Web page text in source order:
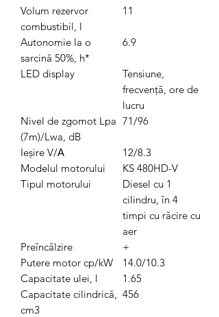
Volum rezervor
combustibil, l
11
Autonomie la o
sarcină 50%, h*
6.9
LED display
Tensiune,
frecvență, ore de
lucru
Nivel de zgomot Lpa
(7m)/Lwa, dB
71/96
Ieșire V/А
12/8.3
Modelul motorului
KS 480HD-V
Tipul motorului
Diesel cu 1
cilindru, în 4
timpi cu răcire cu
aer
Preîncălzire
+
Putere motor cp/kW
14.0/10.3
Capacitate ulei, l
1.65
Capacitate cilindrică,
cm3
456